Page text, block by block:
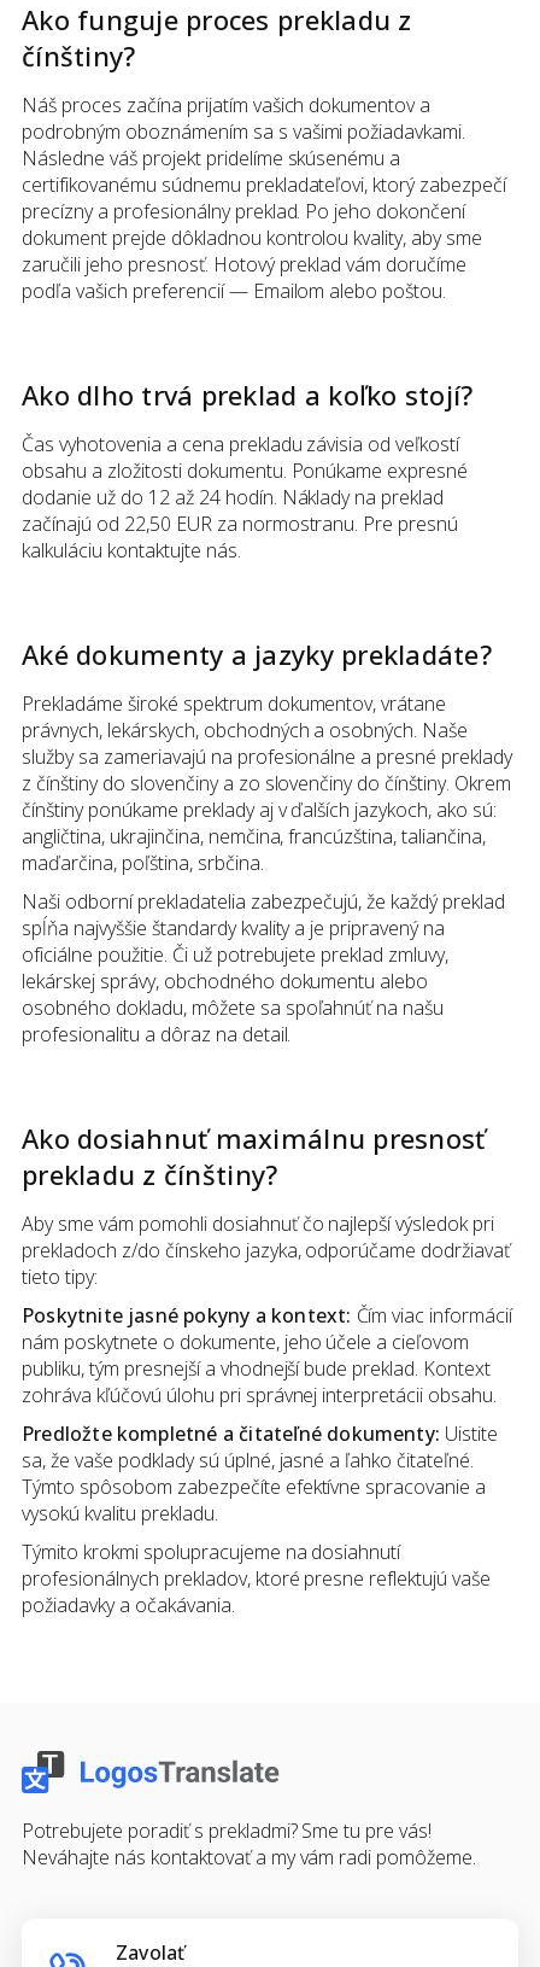
Ako funguje proces prekladu z
čínštiny?
Náš proces začína prijatím vašich dokumentov a
podrobným oboznámením sa s vašimi požiadavkami.
Následne váš projekt pridelíme skúsenému a
certifikovanému súdnemu prekladateľovi, ktorý zabezpečí
precízny a profesionálny preklad. Po jeho dokončení
dokument prejde dôkladnou kontrolou kvality, aby sme
zaručili jeho presnosť. Hotový preklad vám doručíme
podľa vašich preferencií — Emailom alebo poštou.
Ako dlho trvá preklad a koľko stojí?
Čas vyhotovenia a cena prekladu závisia od veľkostí
obsahu a zložitosti dokumentu. Ponúkame expresné
dodanie už do 12 až 24 hodín. Náklady na preklad
začínajú od 22,50 EUR za normostranu. Pre presnú
kalkuláciu kontaktujte nás.
Aké dokumenty a jazyky prekladáte?
Prekladáme široké spektrum dokumentov, vrátane
právnych, lekárskych, obchodných a osobných. Naše
služby sa zameriavajú na profesionálne a presné preklady
z čínštiny do slovenčiny a zo slovenčiny do čínštiny. Okrem
čínštiny ponúkame preklady aj v ďalších jazykoch, ako sú:
angličtina, ukrajinčina, nemčina, francúzština, taliančina,
maďarčina, poľština, srbčina.
Naši odborní prekladatelia zabezpečujú, že každý preklad
spĺňa najvyššie štandardy kvality a je pripravený na
oficiálne použitie. Či už potrebujete preklad zmluvy,
lekárskej správy, obchodného dokumentu alebo
osobného dokladu, môžete sa spoľahnúť na našu
profesionalitu a dôraz na detail.
Ako dosiahnuť maximálnu presnosť
prekladu z čínštiny?
Aby sme vám pomohli dosiahnuť čo najlepší výsledok pri
prekladoch z/do čínskeho jazyka, odporúčame dodržiavať
tieto tipy:
Poskytnite jasné pokyny a kontext: Čím viac informácií
nám poskytnete o dokumente, jeho účele a cieľovom
publiku, tým presnejší a vhodnejší bude preklad. Kontext
zohráva kľúčovú úlohu pri správnej interpretácii obsahu.
Predložte kompletné a čitateľné dokumenty: Uistite
sa, že vaše podklady sú úplné, jasné a ľahko čitateľné.
Týmto spôsobom zabezpečíte efektívne spracovanie a
vysokú kvalitu prekladu.
Týmito krokmi spolupracujeme na dosiahnutí
profesionálnych prekladov, ktoré presne reflektujú vaše
požiadavky a očakávania.
Potrebujete poradiť s prekladmi? Sme tu pre vás!
Neváhajte nás kontaktovať a my vám radi pomôžeme.
Zavolať